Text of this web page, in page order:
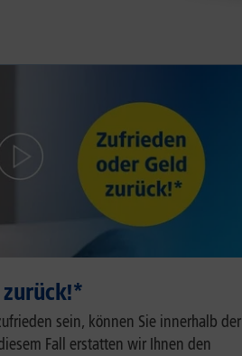
sein, können Sie innerhalb der
Fall erstatten wir Ihnen den